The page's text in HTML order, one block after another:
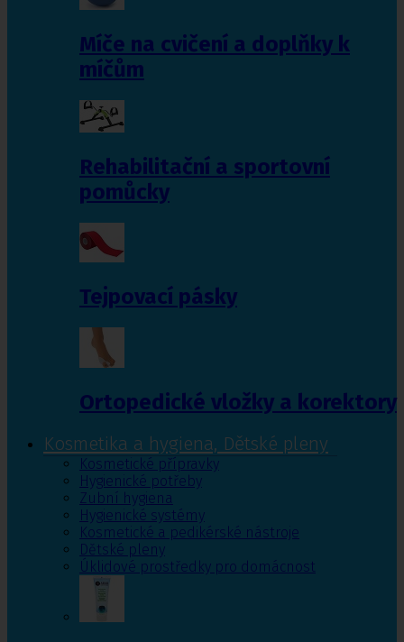
Míče na cvičení a doplňky k
míčům
Rehabilitační a sportovní
pomůcky
Tejpovací pásky
Ortopedické vložky a korektory
Kosmetika a hygiena, Dětské pleny
Kosmetické přípravky
Hygienické potřeby
Zubní hygiena
Hygienické systémy
Kosmetické a pedikérské nástroje
Dětské pleny
Úklidové prostředky pro domácnost